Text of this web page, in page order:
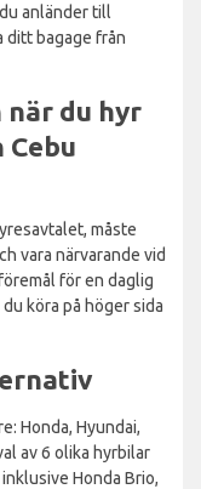
anländer till
ditt bagage från
du hyr
måste
vara närvarande vid
för en daglig
köra på höger sida
Honda, Hyundai,
av 6 olika hyrbilar
Honda Brio,